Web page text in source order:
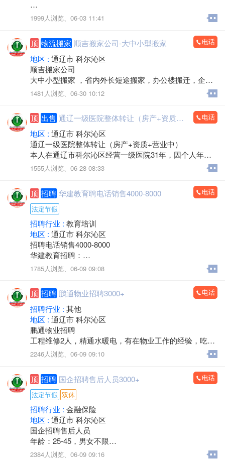
手机，电脑，平板，笔记本，数码产品，手机专卖，组
上门服务
欢迎来电：15560888853（微信同步）
1999人浏览、 06-03 11:41
顶 物流搬家 顺吉搬家公司-大中小型搬家 电话
地区 : 通辽市 科尔沁区
顺吉搬家公司
大中小型搬家 ，省内外长短途搬家，办公楼搬迁，企事
业单位搬迁，搬厂，门店搬家，超市商场搬家，出租拉
货 大型设备起重 ，吊装，吊运，专业抬钢琴，鱼缸搬
运，专业拆装家具，空调安装移机，上下楼搬运。
承接各种零活，装卸各种货物，通辽市，各区，各省 各
县，乡镇，出租拉货，运输各种货物，配有厢式货车，
微型小汽车 三轮电动车， 居民生活等一系列服务。
价格不高，包您满意，专业的团队，职业的工人师傅竭
诚为您和家人服务！您的满意是顺吉搬家毕生的追求！
全心全意为家庭服务的专业团队，24小时为您服务！
联系电话：15771572345微信同步，可开发票
1481人浏览、 06-30 10:12
顶 出售 通辽一级医院整体转让（房产+资质+营业中） 电话
地区 : 通辽市 科尔沁区
通辽一级医院整体转让（房产+资质+营业中）
本人在通辽市科尔沁区经营一级医院31年，因个人年龄
原因，不再担任法人，现将医院房产及经营权整体出
医院位置优越，位于新建大街批发城南门对面，临街位
置，客源稳定。
建筑面积：1-2楼700余平方米，地下室300余平方米，布
局合理。
医院资质齐全，各类证件有效，目前正常营业，现金流
充裕，持续盈利，口碑良好，老客户稳定。
转让包含：房产+一级医院资质+现有运营业务，接手即
可正常经营，可协助办理法人变更及相关手续。
诚意转让，价格面议，中介、非诚勿扰。
1555人浏览、 06-28 08:33
顶 招聘 华建教育聘电话销售4000-8000
电话
法定节假
招聘行业 : 教育培训
地区 : 通辽市 科尔沁区
招聘电话销售4000-8000
华建教育招聘：
负责线上、线下课程的销售和服务
主营项目：
执业兽医师、执业药师、二级建造师、中专、大专和本
科学历提升
有无经验都可，有销冠老师带
上班时间：
8点30-12点，下午2点30-6点
每周休息一天
法定节假日休息
过年半个月休息
待遇：保底+绩效提成+团队提成+个人分成+各种福利、
年收入5-8万左右
电话微信同号：18947357031张老师(如需咨询，请在上
班时间拨打)
华建教育
1785人浏览、 06-09 09:08
顶 招聘 鹏通物业招聘3000+ 电话
招聘行业 : 其他
地区 : 通辽市 科尔沁区
鹏通物业招聘
工程维修2人，精通水暖电，有在物业工作的经验，吃苦
耐劳，年龄58周岁以下，带证。
工资待遇：3000-4000元四天公休，节假日串休。
联系电话：15334921717
2246人浏览、 06-09 09:10
顶 招聘 国企招聘售后人员3000+
电话
法定节假 双休
招聘行业 : 金融保险
地区 : 通辽市 科尔沁区
国企招聘售后人员
年龄：25-45，男女不限
工作内容：信息整理，负责打回访电话，工作简单自
2384人浏览、 06-09 09:16